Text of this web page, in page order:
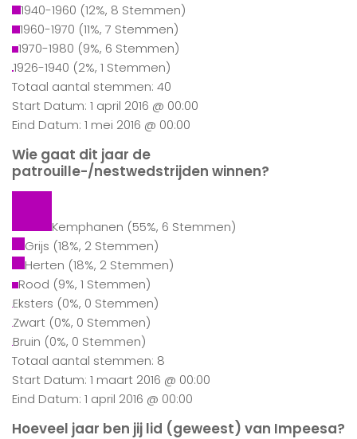
1940-1960 (12%, 8 Stemmen)
1960-1970 (11%, 7 Stemmen)
1970-1980 (9%, 6 Stemmen)
1926-1940 (2%, 1 Stemmen)
Totaal aantal stemmen: 40
Start Datum: 1 april 2016 @ 00:00
Eind Datum: 1 mei 2016 @ 00:00
Wie gaat dit jaar de
patrouille-/nestwedstrijden winnen?
Kemphanen (55%, 6 Stemmen)
Grijs (18%, 2 Stemmen)
Herten (18%, 2 Stemmen)
Rood (9%, 1 Stemmen)
Eksters (0%, 0 Stemmen)
Zwart (0%, 0 Stemmen)
Bruin (0%, 0 Stemmen)
Totaal aantal stemmen: 8
Start Datum: 1 maart 2016 @ 00:00
Eind Datum: 1 april 2016 @ 00:00
Hoeveel jaar ben jij lid (geweest) van Impeesa?